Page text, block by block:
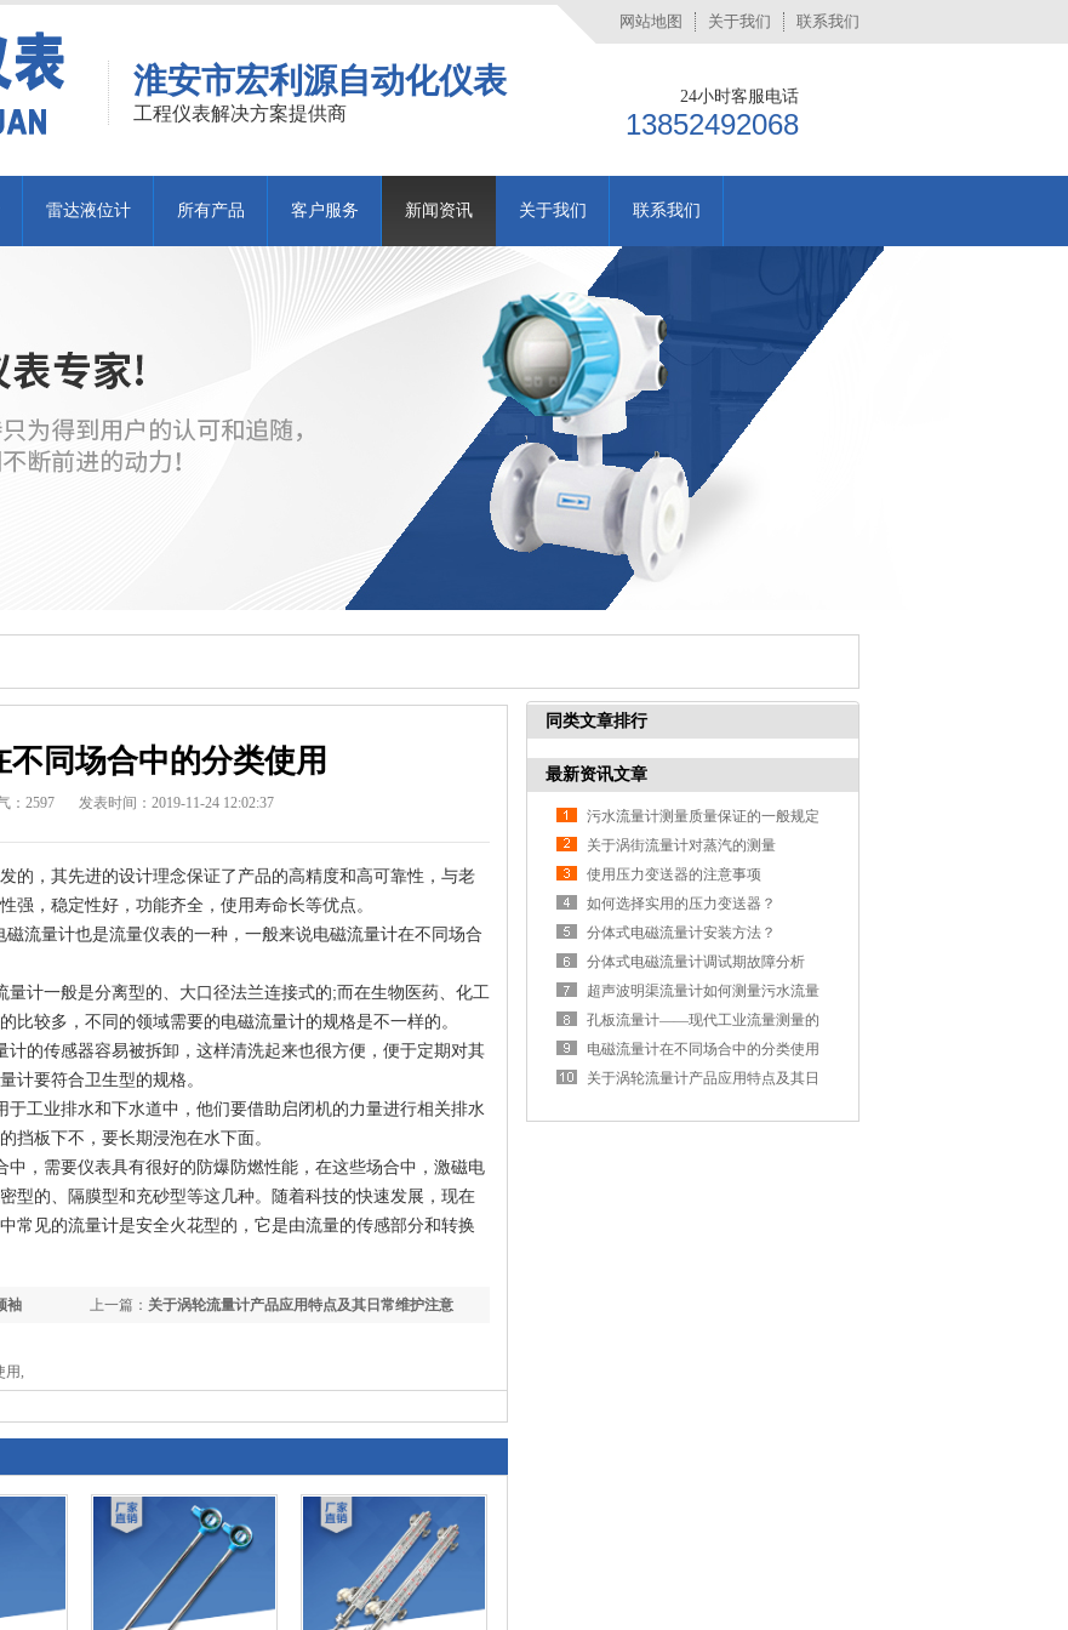
淮安市宏利源自动化仪表
工程仪表解决方案提供商
网站地图 关于我们 联系我们
24小时客服电话
13852492068
雷达液位计 所有产品 客户服务 新闻资讯 关于我们 联系我们
不同场合中的分类使用
：2597 发表时间：2019-11-24 12:02:37
的，其先进的设计理念保证了产品的高精度和高可靠性，与老
强，稳定性好，功能齐全，使用寿命长等优点。
流量计也是流量仪表的一种，一般来说电磁流量计在不同场合
计一般是分离型的、大口径法兰连接式的;而在生物医药、化工
比较多，不同的领域需要的电磁流量计的规格是不一样的。
的传感器容易被拆卸，这样清洗起来也很方便，便于定期对其
计要符合卫生型的规格。
工业排水和下水道中，他们要借助启闭机的力量进行相关排水
挡板下不，要长期浸泡在水下面。
，需要仪表具有很好的防爆防燃性能，在这些场合中，激磁电
型的、隔膜型和充砂型等这几种。随着科技的快速发展，现在
常见的流量计是安全火花型的，它是由流量的传感部分和转换
上一篇： 关于涡轮流量计产品应用特点及其日常维护注意
袖
用,
同类文章排行
最新资讯文章
污水流量计测量质量保证的一般规定
关于涡街流量计对蒸汽的测量
使用压力变送器的注意事项
如何选择实用的压力变送器？
分体式电磁流量计安装方法？
分体式电磁流量计调试期故障分析
超声波明渠流量计如何测量污水流量
孔板流量计——现代工业流量测量的
仪表领袖
电磁流量计在不同场合中的分类使用
关于涡轮流量计产品应用特点及其日